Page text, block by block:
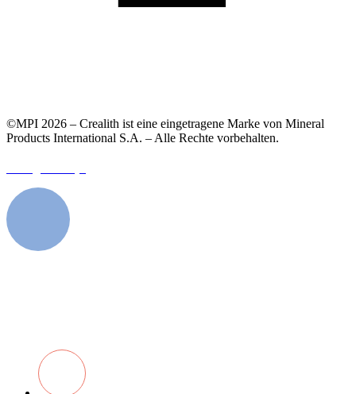
©MPI 2026 – Crealith ist eine eingetragene Marke von Mineral
Products International S.A. – Alle Rechte vorbehalten.